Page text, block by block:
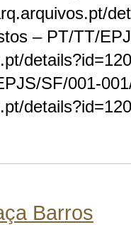
– PT/TT/
SF/001-
Barros